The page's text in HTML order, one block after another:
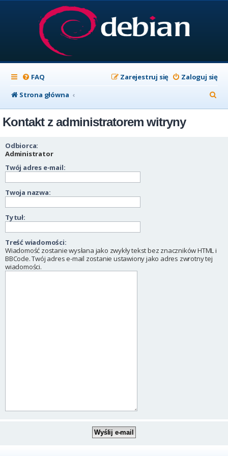
FAQ Zaloguj się
Zarejestruj się
Strona główna
z
Kontakt z administratorem witryny
Odbiorca:
Administrator
Twój adres e-mail:
Twoja nazwa:
Tytuł:
Treść wiadomości:
Wiadomość zostanie wysłana jako zwykły tekst bez znaczników HTML i
BBCode. Twój adres e-mail zostanie ustawiony jako adres zwrotny tej
wiadomości.